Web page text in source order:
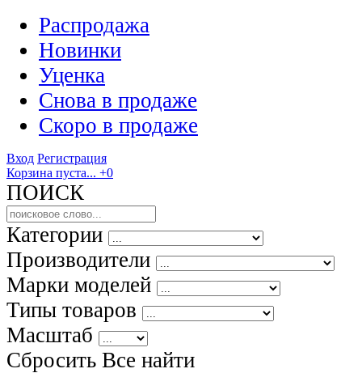
Распродажа
Новинки
Уценка
Снова в продаже
Скоро в продаже
Вход Регистрация
Корзина пуста... +0
ПОИСК
Категории
Производители
Марки моделей
Типы товаров
Масштаб
Сбросить Все найти